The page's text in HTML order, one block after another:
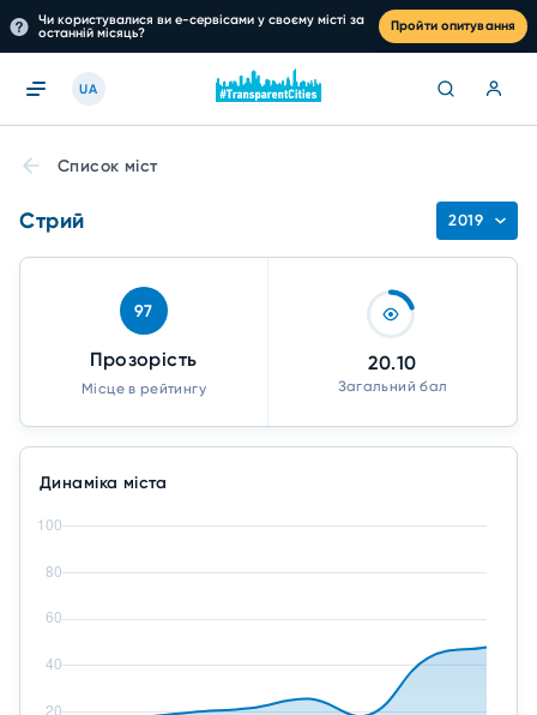
Чи користувалися ви е-сервісами у своєму місті за
останній місяць?
Пройти опитування
UA
Список міст
Стрий 2019
97
Прозорість
Місце в рейтингу
20.10
Загальний бал
Динаміка міста